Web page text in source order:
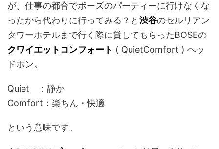
が、仕事の都合でボーズのパーティーに行けなくな
ったから代わりに行ってみる？と渋谷のセルリアン
タワーホテルまで行く際に貸してもらったBOSEの
クワイエットコンフォート ( QuietComfort ) ヘッ
ドホン。
Quiet ：静か
Comfort：楽ちん・快適
という意味です。